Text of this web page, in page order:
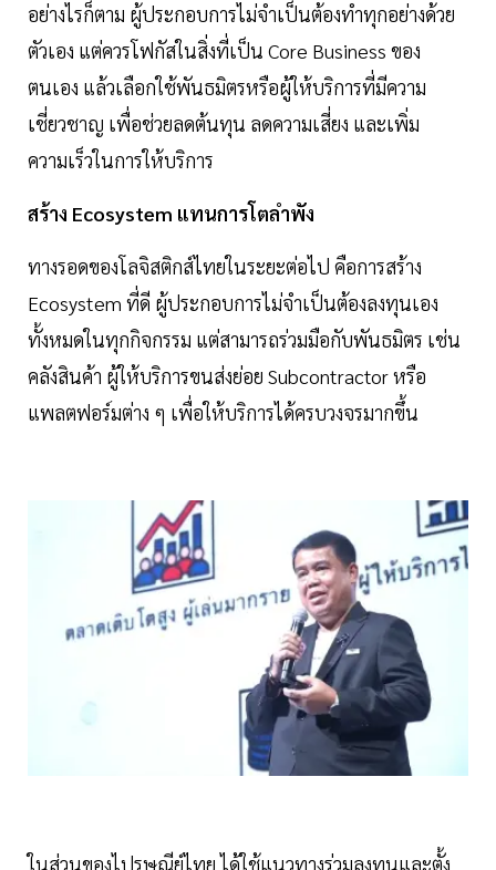
อย่างไรก็ตาม ผู้ประกอบการไม่จำเป็นต้องทำทุกอย่างด้วย
ตัวเอง แต่ควรโฟกัสในสิ่งที่เป็น Core Business ของ
ตนเอง แล้วเลือกใช้พันธมิตรหรือผู้ให้บริการที่มีความ
เชี่ยวชาญ เพื่อช่วยลดต้นทุน ลดความเสี่ยง และเพิ่ม
ความเร็วในการให้บริการ
สร้าง Ecosystem แทนการโตลำพัง
ทางรอดของโลจิสติกส์ไทยในระยะต่อไป คือการสร้าง
Ecosystem ที่ดี ผู้ประกอบการไม่จำเป็นต้องลงทุนเอง
ทั้งหมดในทุกกิจกรรม แต่สามารถร่วมมือกับพันธมิตร เช่น
คลังสินค้า ผู้ให้บริการขนส่งย่อย Subcontractor หรือ
แพลตฟอร์มต่าง ๆ เพื่อให้บริการได้ครบวงจรมากขึ้น
ในส่วนของไปรษณีย์ไทย ได้ใช้แนวทางร่วมลงทุนและตั้ง